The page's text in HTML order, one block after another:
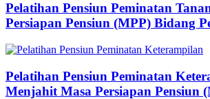
Pelatihan Pensiun Peminatan
Persiapan Pensiun (MPP) Bidang
Pelatihan Pensiun Peminatan
Menjahit Masa Persiapan Pensiun